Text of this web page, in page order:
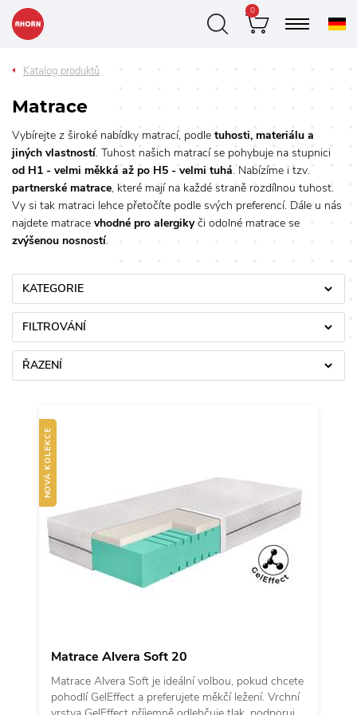
0
Katalog produktů
Matrace
Vybírejte z široké nabídky matrací, podle tuhosti, materiálu a
jiných vlastností. Tuhost našich matrací se pohybuje na stupnici
od H1 - velmi měkká až po H5 - velmi tuhá. Nabízíme i tzv.
partnerské matrace, které mají na každé straně rozdílnou tuhost.
Vy si tak matraci lehce přetočíte podle svých preferencí. Dále u nás
najdete matrace vhodné pro alergikyči odolné matrace se
zvýšenou nosností.
KATEGORIE
FILTROVÁNÍ
ŘAZENÍ
Matrace Alvera Soft 20
NOVÁ KOLEKCE
Matrace Alvera Soft je ideální volbou, pokud chcete
pohodlí GelEffect a preferujete měkčí ležení. Vrchní